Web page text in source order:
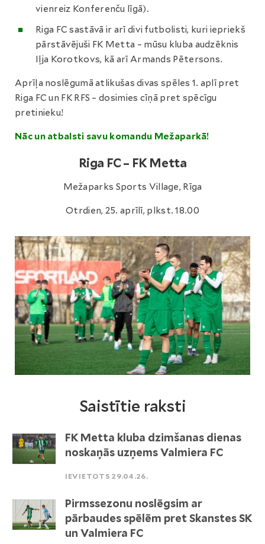
vienreiz Konferenču līgā).
Riga FC sastāvā ir arī divi futbolisti, kuri iepriekš
pārstāvējuši FK Metta – mūsu kluba audzēknis
Iļja Korotkovs, kā arī Armands Pētersons.
Aprīļa noslēgumā atlikušas divas spēles 1. aplī pret
Riga FC un FK RFS – dosimies cīņā pret spēcīgu
pretinieku!
Nāc un atbalsti savu komandu Mežaparkā!
Riga FC – FK Metta
Mežaparks Sports Village, Rīga
Otrdien, 25. aprīlī, plkst. 18.00
Saistītie raksti
FK Metta kluba dzimšanas dienas
noskaņās uzņems Valmiera FC
IEVIETOTS 29.04.26.
Pirmssezonu noslēgsim ar
pārbaudes spēlēm pret Skanstes SK
un Valmiera FC